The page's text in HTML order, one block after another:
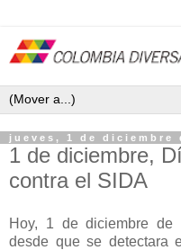
jueves, 1 de diciembre
1 de diciembre,
contra el SIDA
Hoy, 1 de diciembre de
desde que se detectara